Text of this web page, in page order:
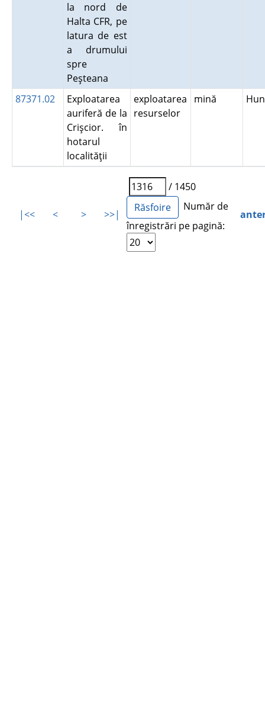
la nord de
Halta CFR, pe
latura de est
a drumului
spre
Peşteana
87371.02
Exploatarea
auriferă de la
Crişcior. în
hotarul
localităţii
exploatarea
resurselor
mină
|<< < > >>|
/ 1450
Număr de
înregistrări pe pagină: